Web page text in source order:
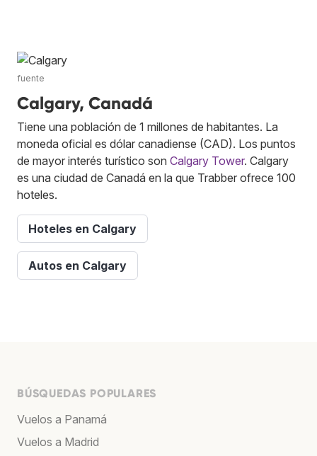
fuente
Calgary, Canadá
Tiene una población de 1 millones de habitantes. La
moneda oficial es dólar canadiense (CAD). Los puntos
de mayor interés turístico son Calgary Tower. Calgary
es una ciudad de Canadá en la que Trabber ofrece 100
hoteles.
Hoteles en Calgary
Autos en Calgary
BÚSQUEDAS POPULARES
Vuelos a Panamá
Vuelos a Madrid